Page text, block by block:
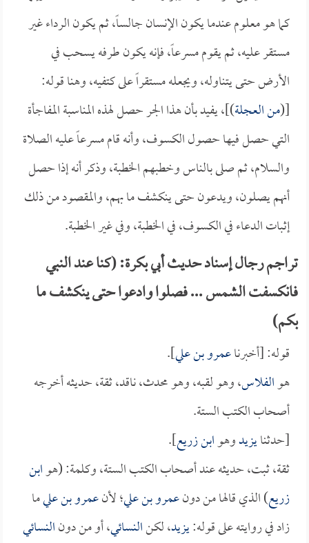
كما هو معلوم عندما يكون الإنسان جالساً، ثم يكون الرداء غير
مستقر عليه، ثم يقوم مسرعاً، فإنه يكون طرفه يسحب في
الأرض حتى يتناوله، ويجعله مستقراً على كتفيه، وهنا قوله:
[(من العجلة)]، يفيد بأن هذا الجر حصل لهذه المناسبة المفاجأة
التي حصل فيها حصول الكسوف، وأنه قام مسرعاً عليه الصلاة
والسلام، ثم صلى بالناس وخطبهم الخطبة، وذكر أنه إذا حصل
أنهم يصلون، ويدعون حتى ينكشف ما بهم، والمقصود من ذلك
إثبات الدعاء في الكسوف، في الخطبة، وفي غير الخطبة.
تراجم رجال إسناد حديث أبي بكرة: (كنا عند النبي
فانكسفت الشمس ... فصلوا وادعوا حتى ينكشف ما
بكم)
قوله: [أخبرناعمرو بن علي].
هوالفلاس، وهو لقبه، وهو محدث، ناقد، ثقة، حديثه أخرجه
أصحاب الكتب الستة.
[حدثنايزيدوهوابن زريع].
ثقة، ثبت، حديثه عند أصحاب الكتب الستة، وكلمة: (هوابن
زريع) الذي قالها من دونعمرو بن علي؛ لأنعمرو بن عليما
زاد في روايته على قوله:يزيد، لكنالنسائي، أو من دونالنسائي